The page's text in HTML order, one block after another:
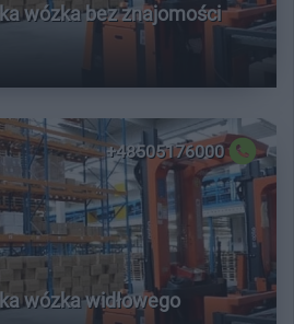
wózka bez znajomości
+48505176000
wózka widłowego